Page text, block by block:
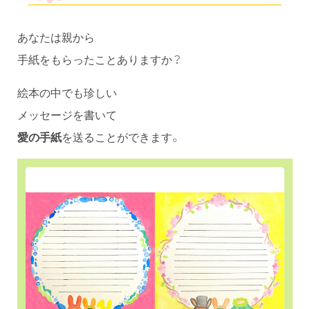
あなたは親から
手紙をもらったことありますか？
絵本の中でも珍しい
メッセージを書いて
愛の手紙を送ることができます。